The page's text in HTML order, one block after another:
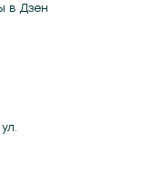
в Дзен